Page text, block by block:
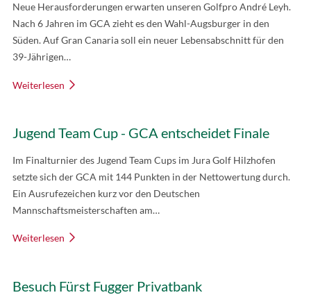
Neue Herausforderungen erwarten unseren Golfpro André Leyh.
Nach 6 Jahren im GCA zieht es den Wahl-Augsburger in den
Süden. Auf Gran Canaria soll ein neuer Lebensabschnitt für den
39-Jährigen…
Weiterlesen
Jugend Team Cup - GCA entscheidet Finale
Im Finalturnier des Jugend Team Cups im Jura Golf Hilzhofen
setzte sich der GCA mit 144 Punkten in der Nettowertung durch.
Ein Ausrufezeichen kurz vor den Deutschen
Mannschaftsmeisterschaften am…
Weiterlesen
Besuch Fürst Fugger Privatbank